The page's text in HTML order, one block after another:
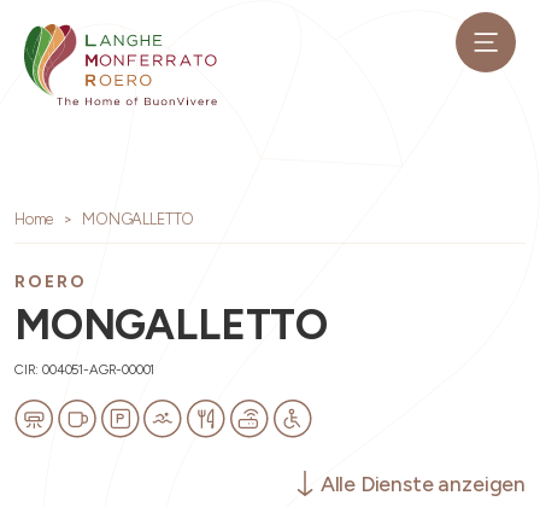
Home MONGALLETTO
ROERO
MONGALLETTO
CIR: 004051-AGR-00001
Alle Dienste anzeigen